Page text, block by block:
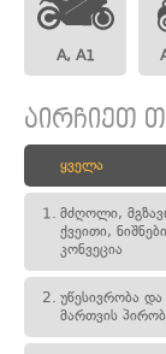
A, A1
აირჩიეთ
ყველა
1. მძღოლი,
ქვეითი,
კონვეცია
2. უწესივრობა და
მართვის